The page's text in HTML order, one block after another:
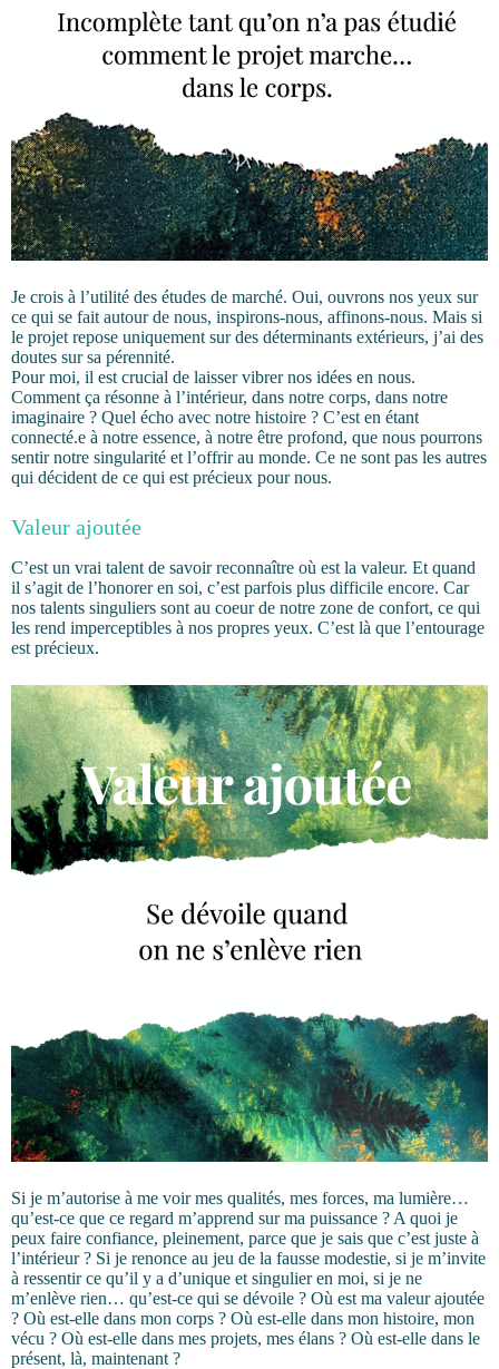
Je crois à l’utilité des études de marché. Oui, ouvrons nos yeux sur
ce qui se fait autour de nous, inspirons-nous, affinons-nous. Mais si
le projet repose uniquement sur des déterminants extérieurs, j’ai des
doutes sur sa pérennité.
Pour moi, il est crucial de laisser vibrer nos idées en nous.
Comment ça résonne à l’intérieur, dans notre corps, dans notre
imaginaire ? Quel écho avec notre histoire ? C’est en étant
connecté.e à notre essence, à notre être profond, que nous pourrons
sentir notre singularité et l’offrir au monde. Ce ne sont pas les autres
qui décident de ce qui est précieux pour nous.
Valeur ajoutée
C’est un vrai talent de savoir reconnaître où est la valeur. Et quand
il s’agit de l’honorer en soi, c’est parfois plus difficile encore. Car
nos talents singuliers sont au coeur de notre zone de confort, ce qui
les rend imperceptibles à nos propres yeux. C’est là que l’entourage
est précieux.
Si je m’autorise à me voir mes qualités, mes forces, ma lumière…
qu’est-ce que ce regard m’apprend sur ma puissance ? A quoi je
peux faire confiance, pleinement, parce que je sais que c’est juste à
l’intérieur ? Si je renonce au jeu de la fausse modestie, si je m’invite
à ressentir ce qu’il y a d’unique et singulier en moi, si je ne
m’enlève rien… qu’est-ce qui se dévoile ? Où est ma valeur ajoutée
? Où est-elle dans mon corps ? Où est-elle dans mon histoire, mon
vécu ? Où est-elle dans mes projets, mes élans ? Où est-elle dans le
présent, là, maintenant ?